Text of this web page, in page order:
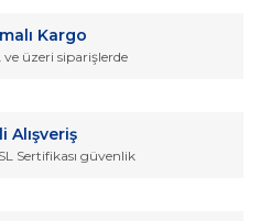
Kargo
üzeri siparişlerde
Alışveriş
Sertifikası güvenlik